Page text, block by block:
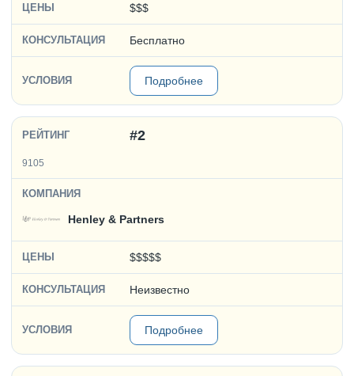
$$$
Бесплатно
Подробнее
#2
9105
Henley & Partners
$$$$$
Неизвестно
Подробнее